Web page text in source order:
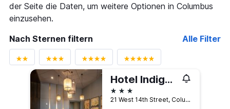
der Seite die Daten, um weitere Optionen in Columbus
einzusehen.
Nach Sternen filtern
Alle Filter
Hotel Indigo Columbus At Riverfront Place By IHG
3 Sterne
21 West 14th Street, Columbus, GA, USA